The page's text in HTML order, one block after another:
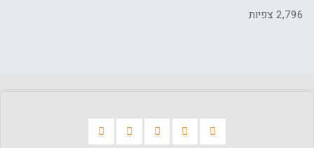
הכתבה
2,796 צפיות